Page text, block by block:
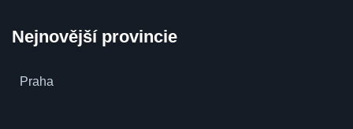
Nejnovější provincie
Praha